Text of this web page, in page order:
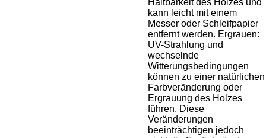
Haltbarkeit des Holzes und
kann leicht mit einem
Messer oder Schleifpapier
entfernt werden. Ergrauen:
UV-Strahlung und
wechselnde
Witterungsbedingungen
können zu einer natürlichen
Farbveränderung oder
Ergrauung des Holzes
führen. Diese
Veränderungen
beeinträchtigen jedoch